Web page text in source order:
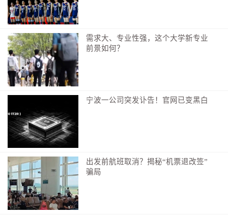
需求大、专业性强，这个大学新专业
前景如何？
宁波一公司突发讣告！官网已变黑白
出发前航班取消？揭秘“机票退改签”
骗局